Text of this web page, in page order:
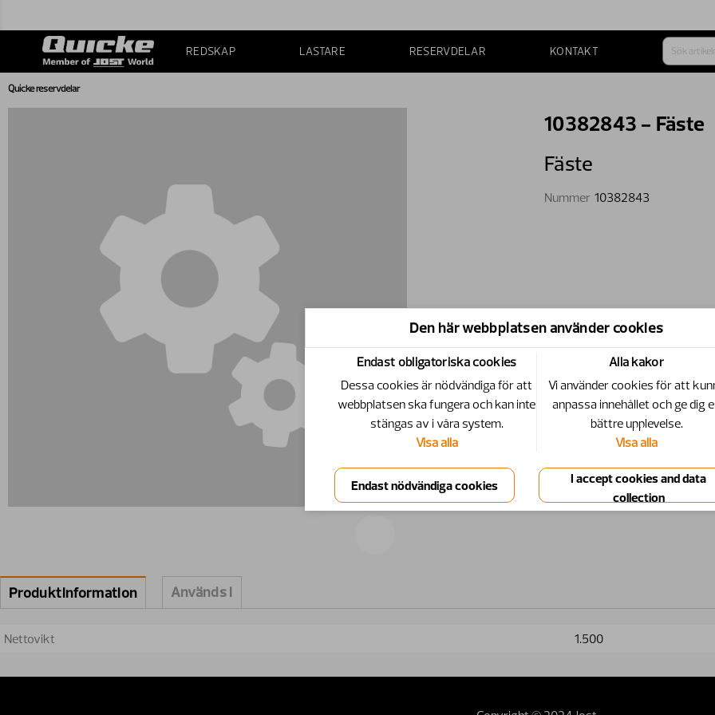
REDSKAP LASTARE RESERVDELAR KONTAKT
Quicke reservdelar
Produktinformation
Nettovikt 1.500
Används i
10382843 - Fäste
Fäste
Nummer 10382843
Den här webbplatsen använder cookies
Endast obligatoriska cookies
Dessa cookies är nödvändiga för att
webbplatsen ska fungera och kan inte
stängas av i våra system.
Visa alla
Alla kakor
Vi använder cookies för att
anpassa innehållet och ge dig
bättre upplevelse.
Visa alla